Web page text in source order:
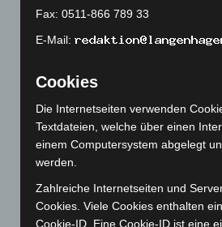
Dezember 2022 (130)
November 2022(167)
September 2022
August 2022(166)
Juli 2022 (133)
Juni 2022
Mai 2022(177)
April 2022 (198)
Fax: 0511-866 789 33
E-Mail:
Cookies
Die Internetseiten verwenden
Textdateien, welche über einen
einem Computersystem abgelegt
werden.
Zahlreiche Internetseiten und
Cookies. Viele Cookies enthalten
Cookie-ID. Eine Cookie-ID ist eine